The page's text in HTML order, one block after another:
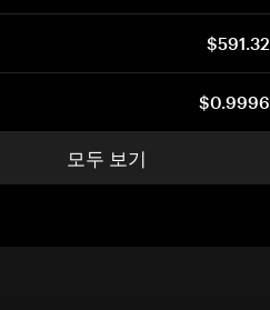
$591.32
$0.9996
모두 보기